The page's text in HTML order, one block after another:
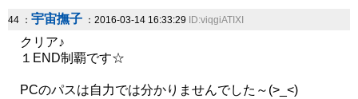
44 ： 宇宙撫子 ：2016-03-14 16:33:29 ID:viqgiATIXI
クリア♪
１END制覇です☆
PCのパスは自力では分かりませんでした～(>_<)